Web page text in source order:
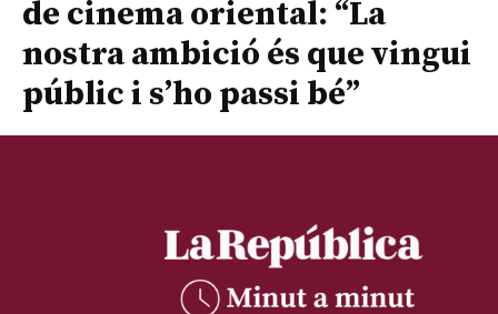
de cinema oriental: “La
nostra ambició és que vingui
públic i s’ho passi bé”